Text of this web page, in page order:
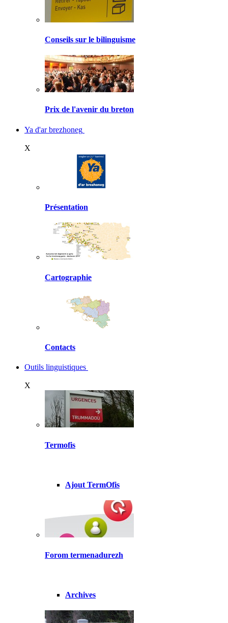
Conseils sur le bilinguisme
Prix de l'avenir du breton
Ya d'ar brezhoneg
X
Présentation
Cartographie
Contacts
Outils linguistiques
X
Termofis
Ajout TermOfis
Forom termenadurezh
Archives